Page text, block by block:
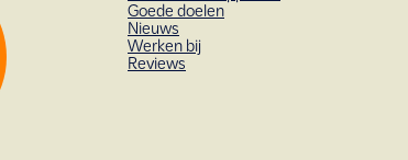
Goede doelen
Nieuws
Werken bij
Reviews